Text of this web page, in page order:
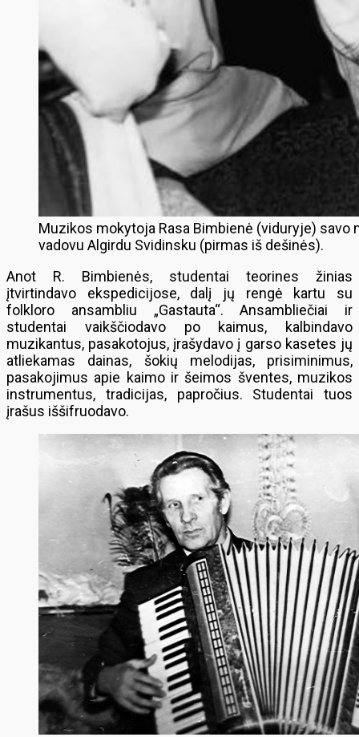
Muzikos mokytoja Rasa Bimbienė (viduryje) savo
vadovu Algirdu Svidinsku (pirmas iš dešinės).
Anot R. Bimbienės, studentai teorines žinias
įtvirtindavo ekspedicijose, dalį jų rengė kartu su
folkloro ansambliu „Gastauta“. Ansambliečiai ir
studentai vaikščiodavo po kaimus, kalbindavo
muzikantus, pasakotojus, įrašydavo į garso kasetes jų
atliekamas dainas, šokių melodijas, prisiminimus,
pasakojimus apie kaimo ir šeimos šventes, muzikos
instrumentus, tradicijas, papročius. Studentai tuos
įrašus iššifruodavo.